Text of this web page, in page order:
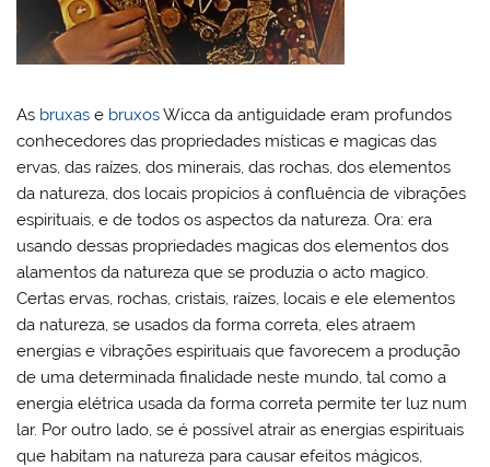
As bruxas e bruxosWicca da antiguidade eram profundos
conhecedores das propriedades místicas e magicas das
ervas, das raízes, dos minerais, das rochas, dos elementos
da natureza, dos locais propícios á confluência de vibrações
espirituais, e de todos os aspectos da natureza. Ora: era
usando dessas propriedades magicas dos elementos dos
alamentos da natureza que se produzia o acto magico.
Certas ervas, rochas, cristais, raízes, locais e ele elementos
da natureza, se usados da forma correta, eles atraem
energias e vibrações espirituais que favorecem a produção
de uma determinada finalidade neste mundo, tal como a
energia elétrica usada da forma correta permite ter luz num
lar. Por outro lado, se é possível atrair as energias espirituais
que habitam na natureza para causar efeitos mágicos,